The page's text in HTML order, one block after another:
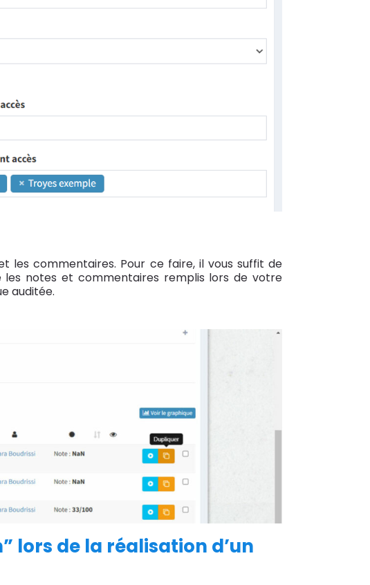
les commentaires. Pour ce faire, il vous suffit de
notes et commentaires remplis lors de votre
auditée.
lors de la réalisation d’un